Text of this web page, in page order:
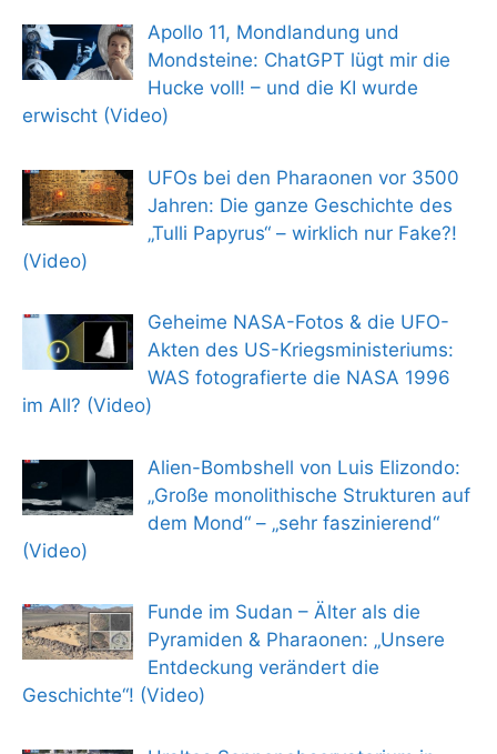
Apollo 11, Mondlandung und
Mondsteine: ChatGPT lügt mir die
Hucke voll! – und die KI wurde
erwischt (Video)
UFOs bei den Pharaonen vor 3500
Jahren: Die ganze Geschichte des
„Tulli Papyrus“ – wirklich nur Fake?!
(Video)
Geheime NASA-Fotos & die UFO-
Akten des US-Kriegsministeriums:
WAS fotografierte die NASA 1996
im All? (Video)
Alien-Bombshell von Luis Elizondo:
„Große monolithische Strukturen auf
dem Mond“ – „sehr faszinierend“
(Video)
Funde im Sudan – Älter als die
Pyramiden & Pharaonen: „Unsere
Entdeckung verändert die
Geschichte“! (Video)